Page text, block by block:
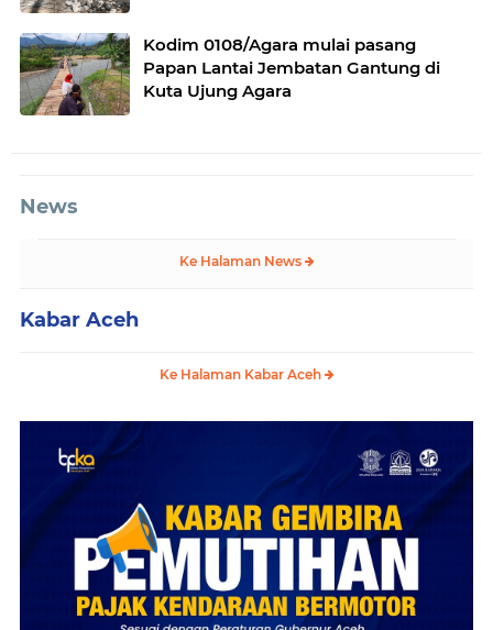
Kodim 0108/Agara mulai pasang
Papan Lantai Jembatan Gantung di
Kuta Ujung Agara
News
Ke Halaman News
Kabar Aceh
Ke Halaman Kabar Aceh